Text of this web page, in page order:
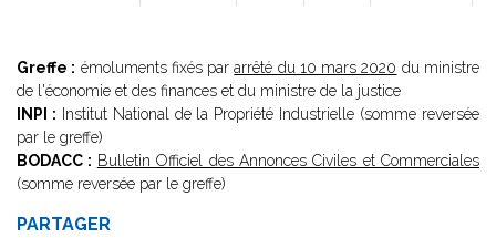
Greffe : émoluments fixés pararrêté du 10 mars 2020 du ministre
de l'économie et des finances et du ministre de la justice
INPI : Institut National de la Propriété Industrielle (somme reversée
par le greffe)
BODACC : Bulletin Officiel des Annonces Civiles et Commerciales
(somme reversée par le greffe)
PARTAGER